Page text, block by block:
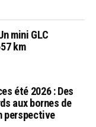
mini GLC
km
été 2026 : Des
aux bornes de
perspective